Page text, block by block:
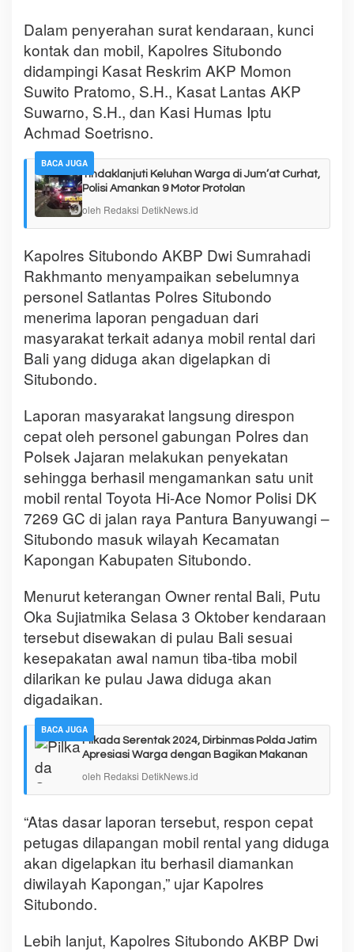
Dalam penyerahan surat kendaraan, kunci
kontak dan mobil, Kapolres Situbondo
didampingi Kasat Reskrim AKP Momon
Suwito Pratomo, S.H., Kasat Lantas AKP
Suwarno, S.H., dan Kasi Humas Iptu
Achmad Soetrisno.
BACA JUGA
Tindaklanjuti Keluhan Warga di Jum’at Curhat,
Polisi Amankan 9 Motor Protolan
oleh Redaksi DetikNews.id
Kapolres Situbondo AKBP Dwi Sumrahadi
Rakhmanto menyampaikan sebelumnya
personel Satlantas Polres Situbondo
menerima laporan pengaduan dari
masyarakat terkait adanya mobil rental dari
Bali yang diduga akan digelapkan di
Situbondo.
Laporan masyarakat langsung direspon
cepat oleh personel gabungan Polres dan
Polsek Jajaran melakukan penyekatan
sehingga berhasil mengamankan satu unit
mobil rental Toyota Hi-Ace Nomor Polisi DK
7269 GC di jalan raya Pantura Banyuwangi –
Situbondo masuk wilayah Kecamatan
Kapongan Kabupaten Situbondo.
Menurut keterangan Owner rental Bali, Putu
Oka Sujiatmika Selasa 3 Oktober kendaraan
tersebut disewakan di pulau Bali sesuai
kesepakatan awal namun tiba-tiba mobil
dilarikan ke pulau Jawa diduga akan
digadaikan.
BACA JUGA
Pilkada Serentak 2024, Dirbinmas Polda Jatim
Apresiasi Warga dengan Bagikan Makanan
oleh Redaksi DetikNews.id
“Atas dasar laporan tersebut, respon cepat
petugas dilapangan mobil rental yang diduga
akan digelapkan itu berhasil diamankan
diwilayah Kapongan,” ujar Kapolres
Situbondo.
Lebih lanjut, Kapolres Situbondo AKBP Dwi